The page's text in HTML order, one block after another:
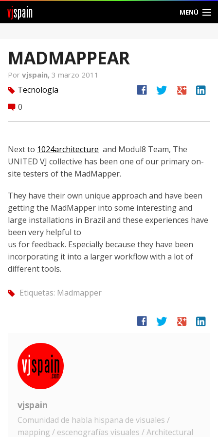
vjspain MENÚ
Foros
Noticias
Vjspain
Contacto
Entrar
Crear Cuenta
MADMAPPEAR
Por vjspain, 3 marzo 2011
tag Tecnología
comment 0
facebook twitter google linkedin
Next to 1024architecture and Modul8 Team, The
UNITED VJ collective has been one of our primary on-
site testers of the MadMapper.
They have their own unique approach and have been
getting the MadMapper into some interesting and
large installations in Brazil and these experiences have
been very helpful to
us for feedback. Especially because they have been
incorporating it into a larger workflow with a lot of
different tools.
tag Etiquetas: Madmapper
facebook twitter google linkedin
vjspain
Comunidad de habla hispana de visuales /
mapping / escenografías visuales / Architectural